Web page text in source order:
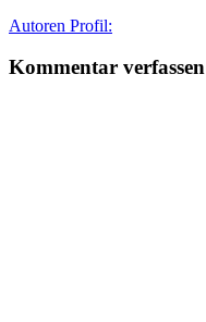
Autor
Autoren Profil:
Kommentar verfassen